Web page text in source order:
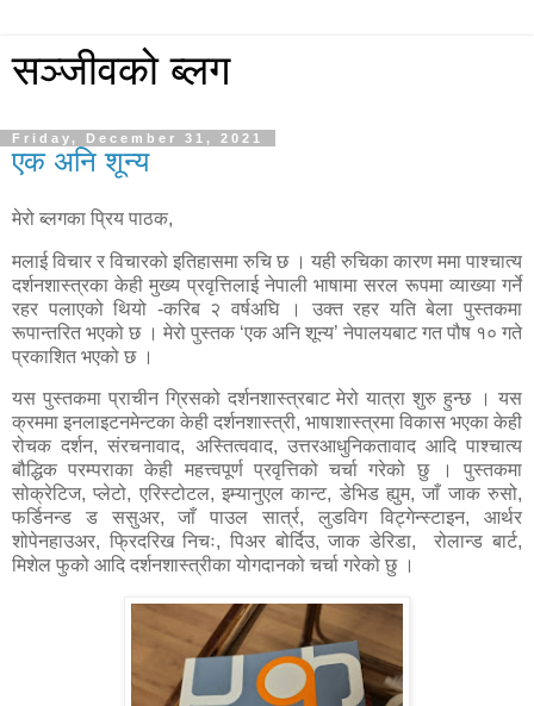
सञ्जीवको ब्लग
Friday, December 31, 2021
एक अनि शून्य
मेरो ब्लगका प्रिय पाठक,
मलाई विचार र विचारको इतिहासमा रुचि छ । यही रुचिका कारण ममा पाश्चात्य
दर्शनशास्त्रका केही मुख्य प्रवृत्तिलाई नेपाली भाषामा सरल रूपमा व्याख्या गर्ने
रहर पलाएको थियो -करिब २ वर्षअघि । उक्त रहर यति बेला पुस्तकमा
रूपान्तरित भएको छ । मेरो पुस्तक ‘एक अनि शून्य’ नेपालयबाट गत पौष १० गते
प्रकाशित भएको छ ।
यस पुस्तकमा प्राचीन ग्रिसको दर्शनशास्त्रबाट मेरो यात्रा शुरु हुन्छ । यस
क्रममा इनलाइटनमेन्टका केही दर्शनशास्त्री, भाषाशास्त्रमा विकास भएका केही
रोचक दर्शन, संरचनावाद, अस्तित्ववाद, उत्तरआधुनिकतावाद आदि पाश्चात्य
बौद्धिक परम्पराका केही महत्त्वपूर्ण प्रवृत्तिको चर्चा गरेको छु । पुस्तकमा
सोक्रेटिज, प्लेटो, एरिस्टोटल, इम्यानुएल कान्ट, डेभिड ह्युम, जाँ जाक रुसो,
फर्डिनन्ड ड ससुअर, जाँ पाउल सार्त्र, लुडविग विट्गेन्स्टाइन, आर्थर
शोपेनहाउअर, फ्रिदरिख निचः, पिअर बोर्दिउ, जाक डेरिडा,
रोलान्ड बार्ट,
मिशेल फुको आदि दर्शनशास्त्रीका योगदानको चर्चा गरेको छु ।